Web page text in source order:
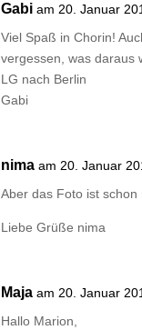
Gabi am 20. Januar
Viel Spaß in Chorin!
vergessen, was daraus
LG nach Berlin
Gabi
nima am 20. Januar
Aber das Foto ist
Liebe Grüße nima
Maja am 20. Januar
Hallo Marion,